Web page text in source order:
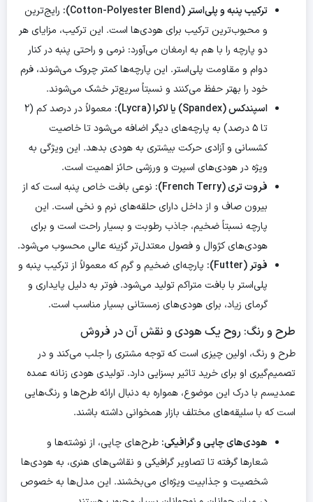
ترکیب پنبه و پلی‌استر (Cotton-Polyester Blend):
رایج‌ترین
و محبوب‌ترین ترکیب برای هودی‌ها است. این ترکیب، مزایای هر
دو پارچه را با هم به ارمغان می‌آورد: نرمی و راحتی پنبه در کنار
دوام و مقاومت پلی‌استر. این پارچه‌ها کمتر چروک می‌شوند، فرم
خود را بهتر حفظ می‌کنند و نسبتاً سریع‌تر خشک می‌شوند.
اسپندکس (Spandex) یا لاکرا (Lycra):
معمولاً در درصد کم (۲
تا ۵ درصد) به پارچه‌های دیگر اضافه می‌شود تا خاصیت
کشسانی و آزادی حرکت بیشتری به هودی بدهد. این ویژگی به
ویژه در هودی‌های اسپرت و ورزشی حائز اهمیت است.
فروت تری (French Terry):
نوعی بافت خاص پنبه است که از
بیرون صاف و از داخل دارای حلقه‌های نرم و نخی است. این
پارچه نسبتاً ضخیم، جاذب رطوبت و بسیار راحت است و برای
هودی‌های کژوال و فصول معتدل‌تر گزینه عالی محسوب می‌شود.
فوتر (Futter):
پارچه‌ای ضخیم و گرم که معمولاً از ترکیب پنبه و
پلی‌استر با بافت متراکم تولید می‌شود. فوتر به دلیل پایداری و
گرمای زیاد، برای هودی‌های زمستانی بسیار مناسب است.
طرح و رنگ: روح یک هودی و نقش آن در فروش
طرح و رنگ، اولین چیزی است که توجه مشتری را جلب می‌کند و در
تصمیم‌گیری او برای خرید تاثیر بسزایی دارد. تولیدی هودی زنانه عمده
عمدیسم با درک این موضوع، همواره به دنبال ارائه طرح‌ها و رنگ‌هایی
است که با سلیقه‌های مختلف بازار همخوانی داشته باشند.
هودی‌های چاپی و گرافیکی: طرح‌های چاپی، از نوشته‌ها و
شعارها گرفته تا تصاویر گرافیکی و نقاشی‌های هنری، به هودی‌ها
شخصیت و جذابیت ویژه‌ای می‌بخشند. این مدل‌ها به خصوص